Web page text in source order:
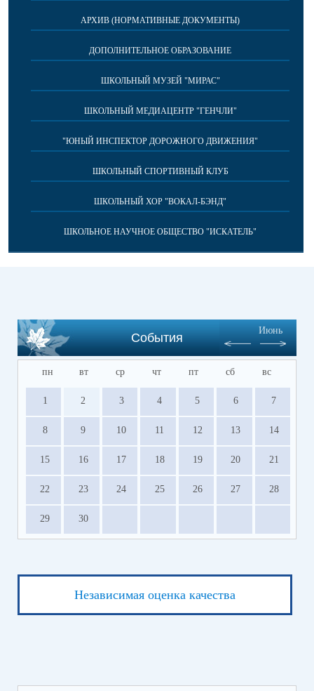
АРХИВ (НОРМАТИВНЫЕ ДОКУМЕНТЫ)
ДОПОЛНИТЕЛЬНОЕ ОБРАЗОВАНИЕ
ШКОЛЬНЫЙ МУЗЕЙ "МИРАС"
ШКОЛЬНЫЙ МЕДИАЦЕНТР "ГЕНЧЛИ"
"ЮНЫЙ ИНСПЕКТОР ДОРОЖНОГО ДВИЖЕНИЯ"
ШКОЛЬНЫЙ СПОРТИВНЫЙ КЛУБ
ШКОЛЬНЫЙ ХОР "ВОКАЛ-БЭНД"
ШКОЛЬНОЕ НАУЧНОЕ ОБЩЕСТВО "ИСКАТЕЛЬ"
События
Июнь
пн вт ср чт пт сб вс
1 2 3 4 5 6 7
8 9 10 11 12 13 14
15 16 17 18 19 20 21
22 23 24 25 26 27 28
29 30
Независимая оценка качества